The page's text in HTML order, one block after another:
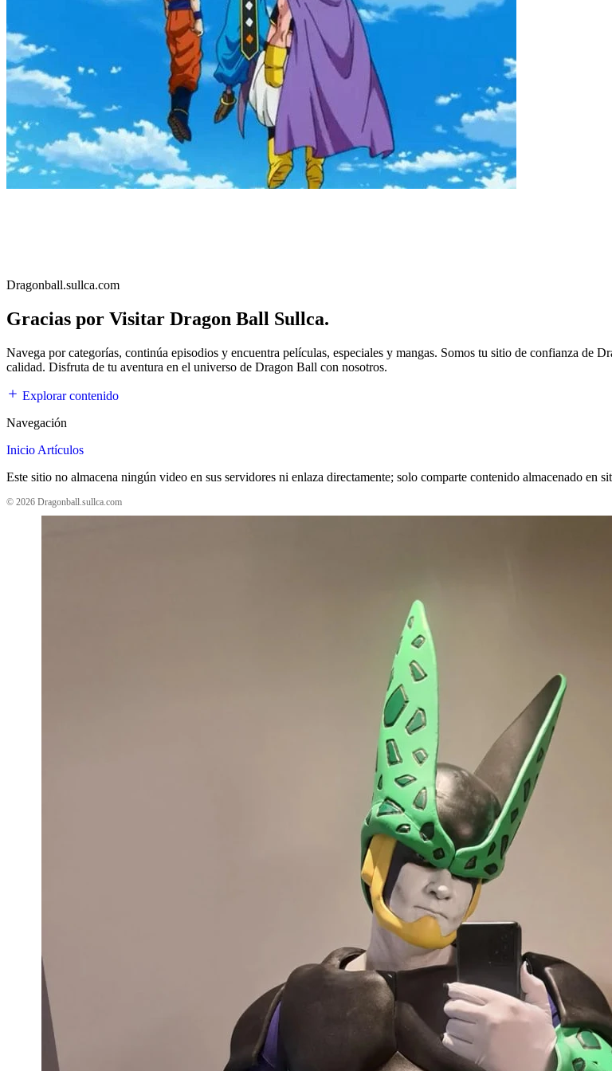
Dragonball.sullca.com
Gracias por Visitar Dragon Ball Sullca.
Navega por categorías, continúa episodios y encuentra películas, especiales y mangas. Somos tu sitio de confianza de
calidad. Disfruta de tu aventura en el universo de Dragon Ball con nosotros.
Explorar contenido
Navegación
Inicio Artículos
Este sitio no almacena ningún video en sus servidores ni enlaza directamente; solo comparte contenido almacenado en
© 2026 Dragonball.sullca.com